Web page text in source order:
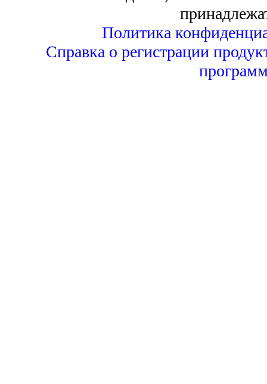
Политика
Справка о регистрации